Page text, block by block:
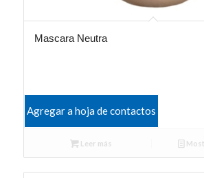
Mascara Neutra
Agregar a hoja de contactos
Leer más